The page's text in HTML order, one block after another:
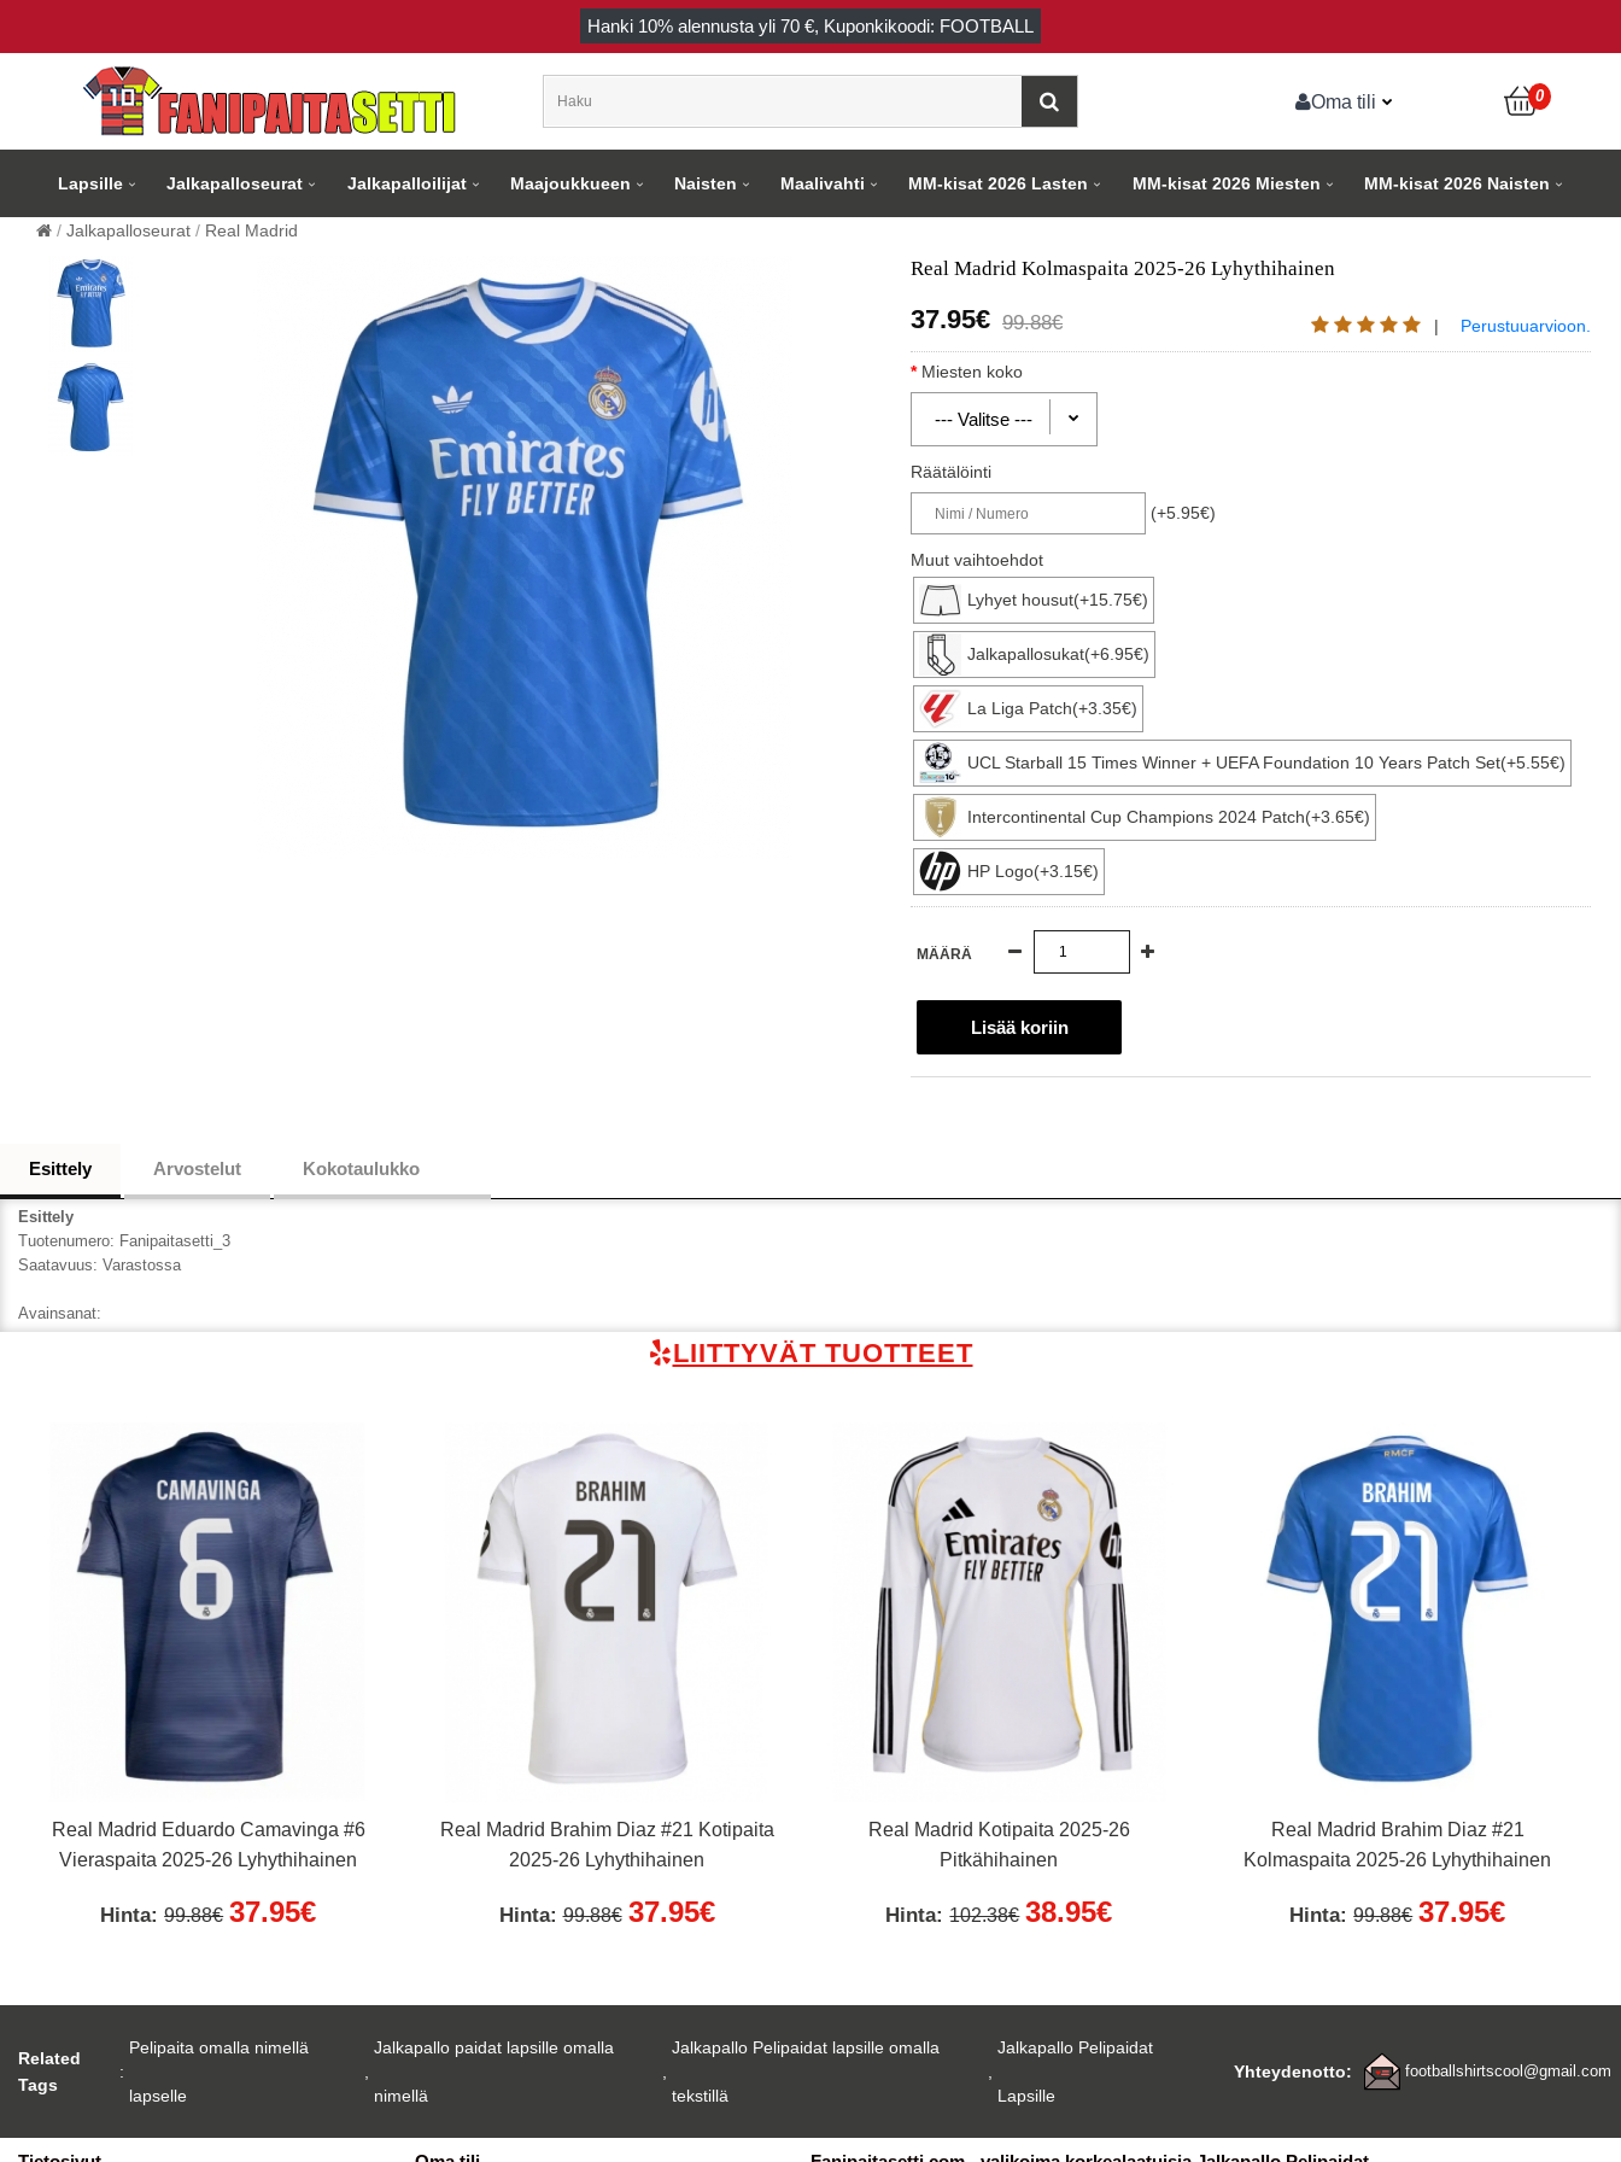
Hanki 10% alennusta yli 70 €, Kuponkikoodi: FOOTBALL
Oma tili 0
Lapsille Jalkapalloseurat Jalkapalloilijat Maajoukkueen Naisten Maalivahti MM-kisat 2026 Lasten MM-kisat 2026 Miesten MM-kisat 2026 Naisten
Jalkapalloseurat Real Madrid
Real Madrid Kolmaspaita 2025-26 Lyhythihainen
37.95€ 99.88€ | Perustuuarvioon.
Miesten koko
Räätälöinti
(+5.95€)
Muut vaihtoehdot
Lyhyet housut(+15.75€)
Jalkapallosukat(+6.95€)
La Liga Patch(+3.35€)
UCL Starball 15 Times Winner + UEFA Foundation 10 Years Patch Set(+5.55€)
Intercontinental Cup Champions 2024 Patch(+3.65€)
HP Logo(+3.15€)
MÄÄRÄ
Esittely Arvostelut Kokotaulukko
Esittely
Tuotenumero: Fanipaitasetti_3
Saatavuus: Varastossa
Avainsanat:
LIITTYVÄT TUOTTEET
Real Madrid Eduardo Camavinga #6
Vieraspaita 2025-26 Lyhythihainen
Hinta:99.88€ 37.95€
Real Madrid Brahim Diaz #21 Kotipaita
2025-26 Lyhythihainen
Hinta:99.88€ 37.95€
Real Madrid Kotipaita 2025-26
Pitkähihainen
Hinta:102.38€ 38.95€
Real Madrid Brahim Diaz #21
Kolmaspaita 2025-26 Lyhythihainen
Hinta:99.88€ 37.95€
Related
Tags
:
Pelipaita omalla nimellä
lapselle
,
Jalkapallo paidat lapsille omalla
nimellä
,
Jalkapallo Pelipaidat lapsille omalla
tekstillä
,
Jalkapallo Pelipaidat
Lapsille
Yhteydenotto: footballshirtscool@gmail.com